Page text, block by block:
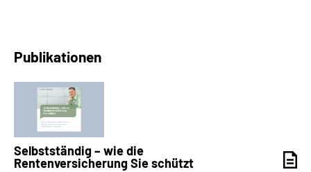
Publikationen
Selbstständig – wie die
Rentenversicherung Sie schützt